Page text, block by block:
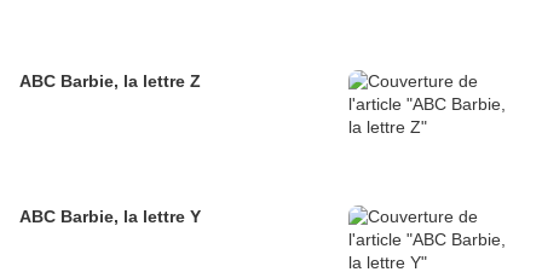
ABC Barbie, la lettre Z
ABC Barbie, la lettre Y